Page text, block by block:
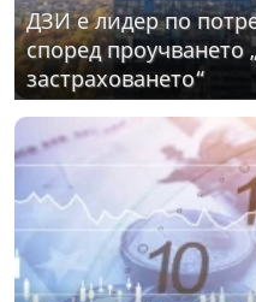
ДЗИ е лидер по
според проучването
застраховането“